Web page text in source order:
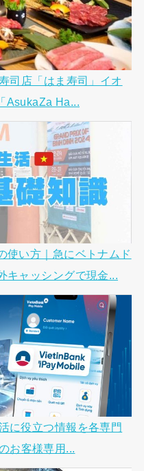
司店「はま寿司」イオ
AsukaZa Ha...
使い方｜急にベトナムド
キャッシングで現金...
に役立つ情報を各専門
お客様専用...